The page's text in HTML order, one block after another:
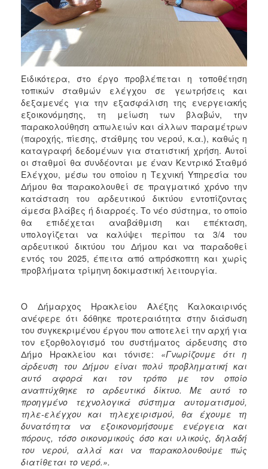
ΠΟΛΙΤΙΣΜΟΣ
ΑΝΘΕΚΤΙΚΗ
ΠΟΛΗ
Ειδικότερα, στο έργο προβλέπεται η τοποθέτηση
τοπικών σταθμών ελέγχου σε γεωτρήσεις και
δεξαμενές για την εξασφάλιση της ενεργειακής
εξοικονόμησης, τη μείωση των βλαβών, την
παρακολούθηση απωλειών και άλλων παραμέτρων
(παροχής, πίεσης, στάθμης του νερού, κ.α.), καθώς η
καταγραφή δεδομένων για στατιστική χρήση. Αυτοί
οι σταθμοί θα συνδέονται με έναν Κεντρικό Σταθμό
Ελέγχου, μέσω του οποίου η Τεχνική Υπηρεσία του
Δήμου θα παρακολουθεί σε πραγματικό χρόνο την
κατάσταση του αρδευτικού δικτύου εντοπίζοντας
άμεσα βλάβες ή διαρροές. Το νέο σύστημα, το οποίο
θα επιδέχεται αναβάθμιση και επέκταση,
υπολογίζεται να καλύψει περίπου τα 3/4 του
αρδευτικού δικτύου του Δήμου και να παραδοθεί
εντός του 2025, έπειτα από απρόσκοπτη και χωρίς
προβλήματα τρίμηνη δοκιμαστική λειτουργία.
Ο Δήμαρχος Ηρακλείου Αλέξης Καλοκαιρινός
ανέφερε ότι δόθηκε προτεραιότητα στην διάσωση
του συγκεκριμένου έργου που αποτελεί την αρχή για
τον εξορθολογισμό του συστήματος άρδευσης στο
Δήμο Ηρακλείου και τόνισε: «Γνωρίζουμε ότι η
άρδευση του Δήμου είναι πολύ προβληματική και
αυτό αφορά και τον τρόπο με τον οποίο
αναπτύχθηκε το αρδευτικό δίκτυο. Με αυτό το
προηγμένο τεχνολογικά σύστημα αυτοματισμού,
τηλε-ελέγχου και τηλεχειρισμού, θα έχουμε τη
δυνατότητα να εξοικονομήσουμε ενέργεια και
πόρους, τόσο οικονομικούς όσο και υλικούς, δηλαδή
του νερού, αλλά και να παρακολουθούμε πώς
διατίθεται το νερό.».